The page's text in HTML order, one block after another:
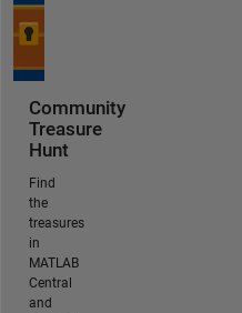
Community
Treasure
Hunt
Find
the
treasures
in
MATLAB
Central
and